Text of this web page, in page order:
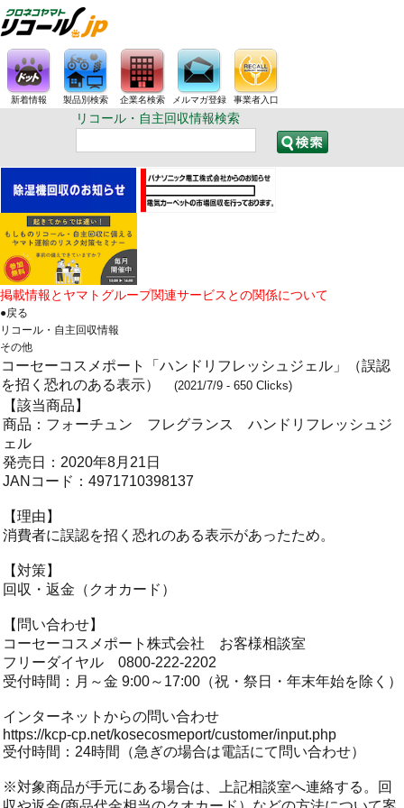
新着情報 製品別検索 企業名検索 メルマガ登録 事業者入口
リコール・自主回収情報検索
掲載情報とヤマトグループ関連サービスとの関係について
●戻る
リコール・自主回収情報
その他
コーセーコスメポート「ハンドリフレッシュジェル」（誤認
を招く恐れのある表示）
(2021/7/9 - 650 Clicks)
【該当商品】
商品：フォーチュン フレグランス ハンドリフレッシュジ
ェル
発売日：2020年8月21日
JANコード：4971710398137
【理由】
消費者に誤認を招く恐れのある表示があったため。
【対策】
回収・返金（クオカード）
【問い合わせ】
コーセーコスメポート株式会社 お客様相談室
フリーダイヤル 0800-222-2202
受付時間：月～金 9:00～17:00（祝・祭日・年末年始を除く）
インターネットからの問い合わせ
https://kcp-cp.net/kosecosmeport/customer/input.php
受付時間：24時間（急ぎの場合は電話にて問い合わせ）
※対象商品が手元にある場合は、上記相談室へ連絡する。回